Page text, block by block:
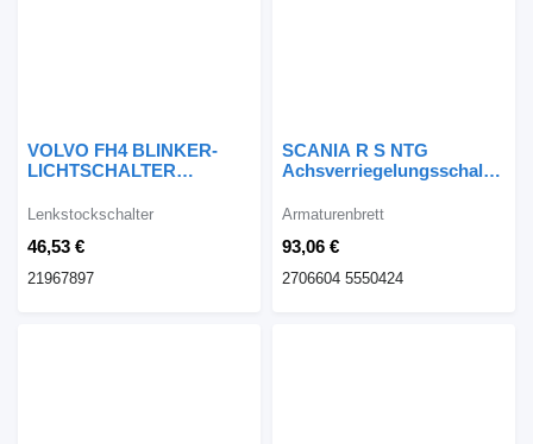
VOLVO FH4 BLINKER-
LICHTSCHALTER
Lenkstockschalter
46,53 €
Lenkstockschalter
21967897
SCANIA R S NTG
Achsverriegelungsschalter
Armaturenbrett
93,06 €
Armaturenbrett
2706604 5550424